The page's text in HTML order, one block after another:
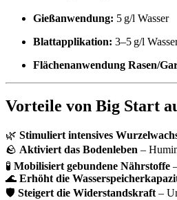
Gießanwendung: 5 g/l Wasser
Blattapplikation: 3–5 g/l
Flächenanwendung Rasen/
Vorteile von Big Start
🌿 Stimuliert intensives
🪨 Aktiviert das Bodenleben –
🧪 Mobilisiert gebundene Nährstoffe
🌊 Erhöht die
🛡️ Steigert die Widerstandskraft –